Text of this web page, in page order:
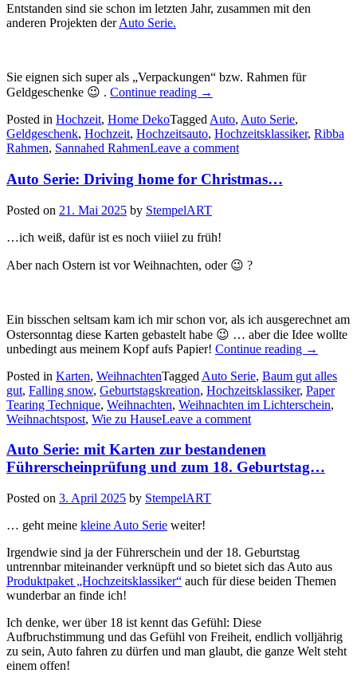
Entstanden sind sie schon im letzten Jahr, zusammen mit den
anderen Projekten derAuto Serie.
Sie eignen sich super als „Verpackungen“ bzw. Rahmen für
Geldgeschenke 😉 . Continue reading
„Auto
–
diese
dekorierten
zur
und
zum
Führerschein…“
→
Posted in Hochzeit, Home DekoTagged Auto, Auto Serie,
Geldgeschenk, Hochzeit, Hochzeitsauto, Hochzeitsklassiker, Ribba
Rahmen, Sannahed RahmenLeave a comment
Auto Serie: Driving home for Christmas…
Posted on 21. Mai 2025 by StempelART
…ich weiß, dafür ist es noch viiiel zu früh!
Aber nach Ostern ist vor Weihnachten, oder 😉 ?
Ein bisschen seltsam kam ich mir schon vor, als ich ausgerechnet am
Ostersonntag diese Karten gebastelt habe 😉 … aber die Idee wollte
unbedingt aus meinem Kopf aufs Papier! Continue reading „Auto
Driving
home
for
→
Posted in Karten, WeihnachtenTagged Auto Serie, Baum gut alles
gut, Falling snow, Geburtstagskreation, Hochzeitsklassiker, Paper
Tearing Technique, Weihnachten, Weihnachten im Lichterschein,
Weihnachtspost, Wie zu HauseLeave a comment
Auto Serie: mit Karten zur bestandenen
Führerscheinprüfung und zum 18. Geburtstag…
Posted on 3. April 2025 by StempelART
… geht meine kleine Auto Serie weiter!
Irgendwie sind ja der Führerschein und der 18. Geburtstag
untrennbar miteinander verknüpft und so bietet sich das Auto aus
Produktpaket „Hochzeitsklassiker“ auch für diese beiden Themen
wunderbar an finde ich!
Ich denke, wer über 18 ist kennt das Gefühl: Diese
Aufbruchstimmung und das Gefühl von Freiheit, endlich volljährig
zu sein, Auto fahren zu dürfen und man glaubt, die ganze Welt steht
einem offen!